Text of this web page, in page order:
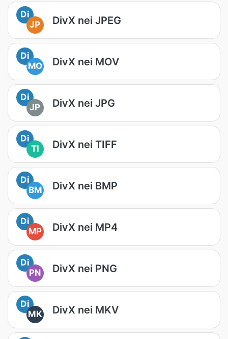
Di
JP
DivX nei JPEG
Di
MO
DivX nei MOV
Di
JP
DivX nei JPG
Di
TI
DivX nei TIFF
Di
BM
DivX nei BMP
Di
MP
DivX nei MP4
Di
PN
DivX nei PNG
Di
MK
DivX nei MKV